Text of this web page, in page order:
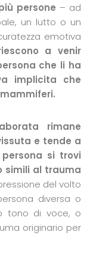
persone – ad
un lutto o un
emotiva
a venir
che li ha
implicita che
rimane
e tende a
si trovi
simili al trauma
del volto
diversa o
tono di voce, o
originario per